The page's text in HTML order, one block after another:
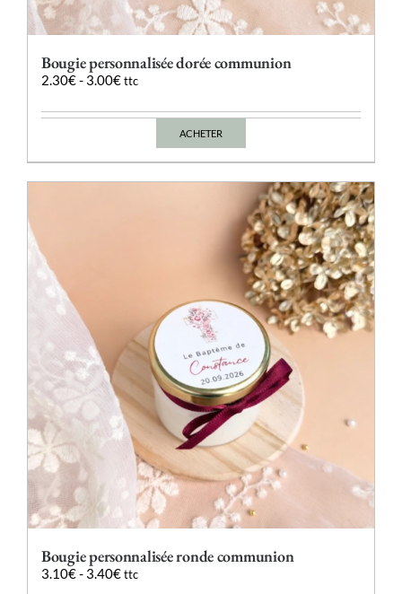
Bougie personnalisée dorée communion
2.30€- 3.00€ ttc
ACHETER
Ce
variations.
options
peuvent
sur
la
page
du
produit
Bougie personnalisée ronde communion
3.10€- 3.40€ ttc